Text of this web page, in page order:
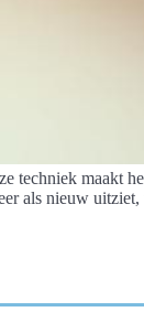
techniek maakt
als nieuw